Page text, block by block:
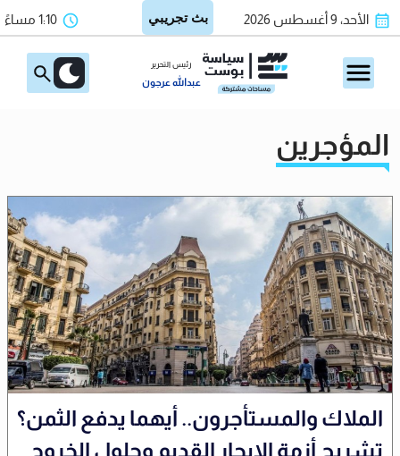
الأحد، 9 أغسطس 2026 1:10 مساءً
رئيس التحرير
عبدالله عرجون
المؤجرين
الملاك والمستأجرون.. أيهما يدفع الثمن؟
تشريح أزمة الإيجار القديم وحلول الخروج